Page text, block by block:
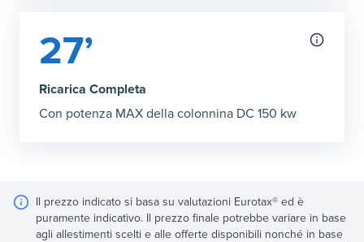
27’
Ricarica Completa
Con potenza MAX della colonnina DC 150 kw
Il prezzo indicato si basa su valutazioni Eurotax® ed è
puramente indicativo. Il prezzo finale potrebbe variare in base
agli allestimenti scelti e alle offerte disponibili nonché in base